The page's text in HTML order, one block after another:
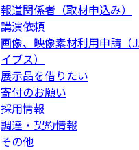
報道関係者（取材申込み）
講演依頼
画像、映像素材利用申請（
イブス）
展示品を借りたい
寄付のお願い
採用情報
調達・契約情報
その他